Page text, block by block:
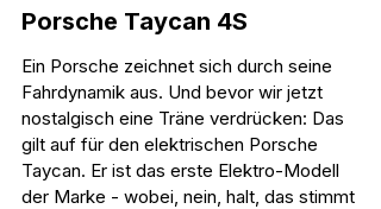
Porsche Taycan 4S
Ein Porsche zeichnet sich durch seine
Fahrdynamik aus. Und bevor wir jetzt
nostalgisch eine Träne verdrücken: Das
gilt auf für den elektrischen Porsche
Taycan. Er ist das erste Elektro-Modell
der Marke - wobei, nein, halt, das stimmt